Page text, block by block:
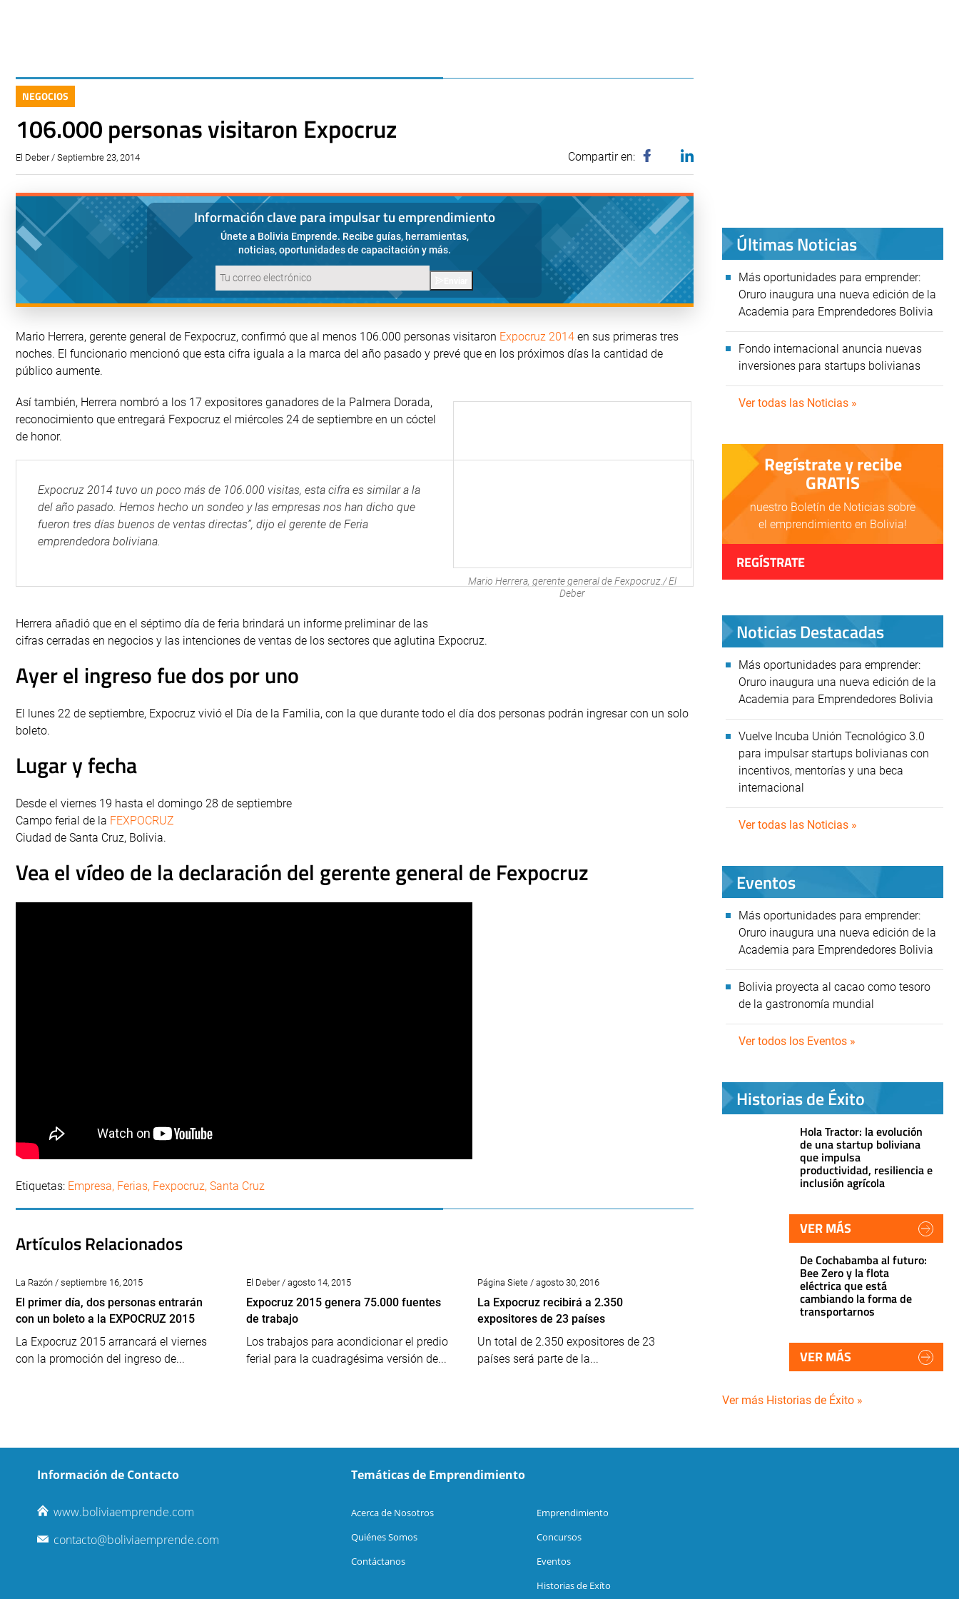
NEGOCIOS
106.000 personas visitaron Expocruz
El Deber / Septiembre 23, 2014 Compartir en:
Información clave para impulsar tu emprendimiento
Únete a Bolivia Emprende. Recibe guías, herramientas,
noticias, oportunidades de capacitación y más.
Mario Herrera, gerente general de Fexpocruz, confirmó que al menos 106.000 personas visitaron Expocruz 2014 en sus primeras tres
noches. El funcionario mencionó que esta cifra iguala a la marca del año pasado y prevé que en los próximos días la cantidad de
público aumente.
Mario Herrera, gerente general de Fexpocruz./ El
Deber
Así también, Herrera nombró a los 17 expositores ganadores de la Palmera Dorada,
reconocimiento que entregará Fexpocruz el miércoles 24 de septiembre en un cóctel
de honor.
Expocruz 2014 tuvo un poco más de 106.000 visitas, esta cifra es similar a la
del año pasado. Hemos hecho un sondeo y las empresas nos han dicho que
fueron tres días buenos de ventas directas”, dijo el gerente de Feria
emprendedora boliviana.
Herrera añadió que en el séptimo día de feria brindará un informe preliminar de las
cifras cerradas en negocios y las intenciones de ventas de los sectores que aglutina Expocruz.
Ayer el ingreso fue dos por uno
El lunes 22 de septiembre, Expocruz vivió el Día de la Familia, con la que durante todo el día dos personas podrán ingresar con un solo
boleto.
Lugar y fecha
Desde el viernes 19 hasta el domingo 28 de septiembre
Campo ferial de la FEXPOCRUZ
Ciudad de Santa Cruz, Bolivia.
Vea el vídeo de la declaración del gerente general de Fexpocruz
Etiquetas: Empresa, Ferias, Fexpocruz, Santa Cruz
Artículos Relacionados
La Razón / septiembre 16, 2015
El primer día, dos personas entrarán
con un boleto a la EXPOCRUZ 2015
La Expocruz 2015 arrancará el viernes
con la promoción del ingreso de...
El Deber / agosto 14, 2015
Expocruz 2015 genera 75.000 fuentes
de trabajo
Los trabajos para acondicionar el predio
ferial para la cuadragésima versión de...
Página Siete / agosto 30, 2016
La Expocruz recibirá a 2.350
expositores de 23 países
Un total de 2.350 expositores de 23
países será parte de la...
Últimas Noticias
Más oportunidades para emprender:
Oruro inaugura una nueva edición de la
Academia para Emprendedores Bolivia
Fondo internacional anuncia nuevas
inversiones para startups bolivianas
Ver todas las Noticias »
Regístrate y recibe
GRATIS
nuestro Boletín de Noticias sobre
el emprendimiento en Bolivia!
REGÍSTRATE
Noticias Destacadas
Más oportunidades para emprender:
Oruro inaugura una nueva edición de la
Academia para Emprendedores Bolivia
Vuelve Incuba Unión Tecnológico 3.0
para impulsar startups bolivianas con
incentivos, mentorías y una beca
internacional
Ver todas las Noticias »
Eventos
Más oportunidades para emprender:
Oruro inaugura una nueva edición de la
Academia para Emprendedores Bolivia
Bolivia proyecta al cacao como tesoro
de la gastronomía mundial
Ver todos los Eventos »
Historias de Éxito
Hola Tractor: la evolución
de una startup boliviana
que impulsa
productividad, resiliencia e
inclusión agrícola
VER MÁS
De Cochabamba al futuro:
Bee Zero y la flota
eléctrica que está
cambiando la forma de
transportarnos
VER MÁS
Ver más Historias de Éxito »
Información de Contacto
www.boliviaemprende.com
contacto@boliviaemprende.com
Temáticas de Emprendimiento
Acerca de Nosotros
Quiénes Somos
Contáctanos
Emprendimiento
Concursos
Eventos
Historias de Exíto